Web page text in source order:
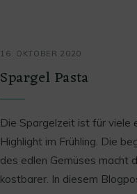
16. OKTOBER 2020
Spargel Pasta
Die Spargelzeit ist für viele
Highlight im Frühling. Die
des edlen Gemüses macht
kostbarer. In diesem